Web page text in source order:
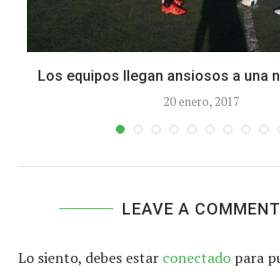
Los equipos llegan ansiosos a una
20 enero, 2017
LEAVE A COMMENT
Lo siento, debes estar conectado para